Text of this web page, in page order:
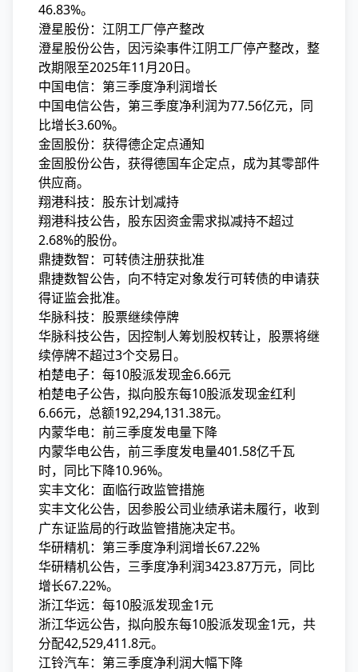
46.83%。
澄星股份：江阴工厂停产整改
澄星股份公告，因污染事件江阴工厂停产整改，整
改期限至2025年11月20日。
中国电信：第三季度净利润增长
中国电信公告，第三季度净利润为77.56亿元，同
比增长3.60%。
金固股份：获得德企定点通知
金固股份公告，获得德国车企定点，成为其零部件
供应商。
翔港科技：股东计划减持
翔港科技公告，股东因资金需求拟减持不超过
2.68%的股份。
鼎捷数智：可转债注册获批准
鼎捷数智公告，向不特定对象发行可转债的申请获
得证监会批准。
华脉科技：股票继续停牌
华脉科技公告，因控制人筹划股权转让，股票将继
续停牌不超过3个交易日。
柏楚电子：每10股派发现金6.66元
柏楚电子公告，拟向股东每10股派发现金红利
6.66元，总额192,294,131.38元。
内蒙华电：前三季度发电量下降
内蒙华电公告，前三季度发电量401.58亿千瓦
时，同比下降10.96%。
实丰文化：面临行政监管措施
实丰文化公告，因参股公司业绩承诺未履行，收到
广东证监局的行政监管措施决定书。
华研精机：第三季度净利润增长67.22%
华研精机公告，三季度净利润3423.87万元，同比
增长67.22%。
浙江华远：每10股派发现金1元
浙江华远公告，拟向股东每10股派发现金1元，共
分配42,529,411.8元。
江铃汽车：第三季度净利润大幅下降